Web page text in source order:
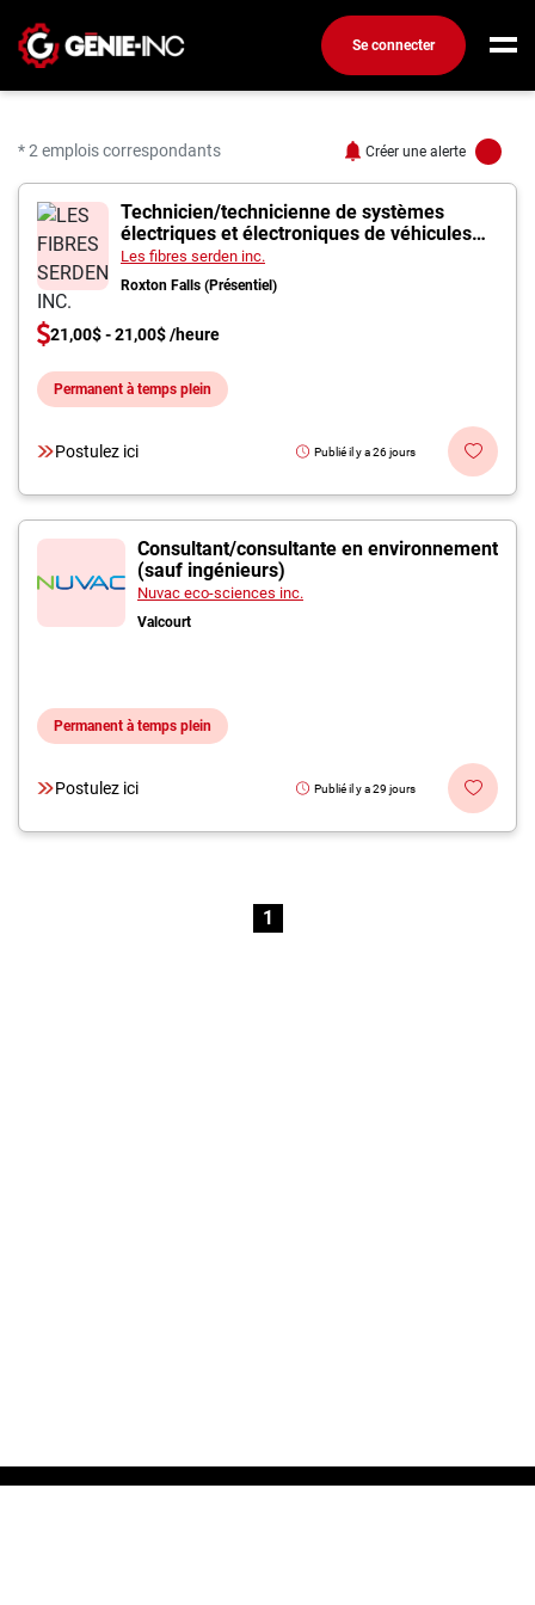
Se connecter
Créez un compte
Emplois
Recherchez un emploi
Compagnies
Ma boîte à outils
Conseils carrière
Inscrivez-vous à l'infolettre
Employeurs
* 2 emplois correspondants Créer une alerte
2 offres pour
Technicien/technicienne de systèmes
électriques et électroniques de véhicules
automobiles
Les fibres serden inc.
Roxton Falls (Présentiel)
21,00$ - 21,00$ /heure
Permanent à temps plein
Postulez ici Publié il y a 26 jours
Consultant/consultante en environnement
(sauf ingénieurs)
Nuvac eco-sciences inc.
Valcourt
Permanent à temps plein
Postulez ici Publié il y a 29 jours
1